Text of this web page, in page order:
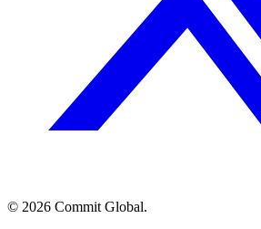
© 2026 Commit Global.